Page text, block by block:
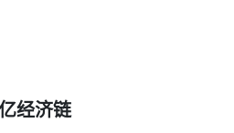
经济链